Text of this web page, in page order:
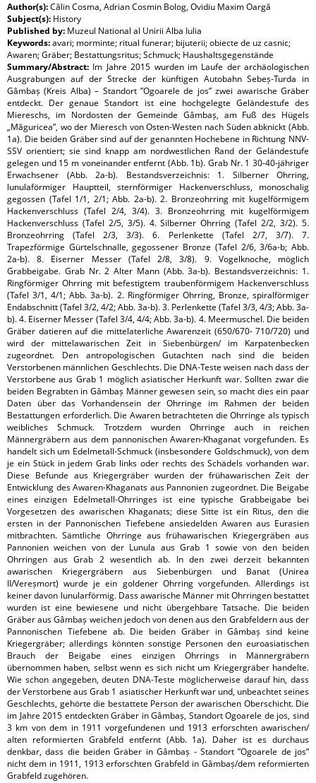
Author(s):Călin Cosma, Adrian Cosmin Bolog, Ovidiu Maxim Oargă
Subject(s): History
Published by: Muzeul National al Unirii Alba Iulia
Keywords:avari; morminte; ritual funerar; bijuterii; obiecte de uz casnic;
Awaren; Gräber; Bestattungsritus; Schmuck; Haushaltsgegenstände
Summary/Abstract: Im Jahre 2015 wurden im Laufe der archäologischen
Ausgrabungen auf der Strecke der künftigen Autobahn Sebeș-Turda in
Gâmbaș (Kreis Alba) – Standort ”Ogoarele de jos” zwei awarische Gräber
entdeckt. Der genaue Standort ist eine hochgelegte Geländestufe des
Miereschs, im Nordosten der Gemeinde Gâmbaș, am Fuß des Hügels
„Măguricea”, wo der Mieresch von Osten-Westen nach Süden abknickt (Abb.
1a). Die beiden Gräber sind auf der genannten Hochebene in Richtung NNV-
SSV orientiert; sie sind knapp am nordwestlichen Rand der Geländestufe
gelegen und 15 m voneinander entfernt (Abb. 1b). Grab Nr. 1 30-40-jähriger
Erwachsener (Abb. 2a-b). Bestandsverzeichnis: 1. Silberner Ohrring,
lunulaförmiger Hauptteil, sternförmiger Hackenverschluss, monoschalig
gegossen (Tafel 1/1, 2/1; Abb. 2a-b). 2. Bronzeohrring mit kugelförmigem
Hackenverschluss (Tafel 2/4, 3/4). 3. Bronzeohrring mit kugelförmigem
Hackenverschluss (Tafel 2/5, 3/5). 4. Silberner Ohrring (Tafel 2/2, 3/2). 5.
Bronzeohrring (Tafel 2/3, 3/3). 6. Perlenkette (Tafel 2/7, 3/7). 7.
Trapezförmige Gürtelschnalle, gegossener Bronze (Tafel 2/6, 3/6a-b; Abb.
2a-b). 8. Eiserner Messer (Tafel 2/8, 3/8). 9. Vogelknoche, möglich
Grabbeigabe. Grab Nr. 2 Alter Mann (Abb. 3a-b). Bestandsverzeichnis: 1.
Ringförmiger Ohrring mit befestigtem traubenförmigem Hackenverschluss
(Tafel 3/1, 4/1; Abb. 3a-b). 2. Ringförmiger Ohrring, Bronze, spiralförmiger
Endabschnitt (Tafel 3/2, 4/2; Abb. 3a-b). 3. Perlenkette (Tafel 3/3, 4/3; Abb. 3a-
b). 4. Eiserner Messer (Tafel 3/4, 4/4; Abb. 3a-b). 4. Meermuschel. Die beiden
Gräber datieren auf die mittelaterliche Awarenzeit (650/670- 710/720) und
wird der mittelawarischen Zeit in Siebenbürgen/ im Karpatenbecken
zugeordnet. Den antropologischen Gutachten nach sind die beiden
Verstorbenen männlichen Geschlechts. Die DNA-Teste weisen nach dass der
Verstorbene aus Grab 1 möglich asiatischer Herkunft war. Sollten zwar die
beiden Begrabten in Gâmbaș Männer gewesen sein, so macht dies ein paar
Daten über das Vorhandensein der Ohrringe im Rahmen der beiden
Bestattungen erforderlich. Die Awaren betrachteten die Ohrringe als typisch
weibliches Schmuck. Trotzdem wurden Ohrringe auch in reichen
Männergräbern aus dem pannonischen Awaren-Khaganat vorgefunden. Es
handelt sich um Edelmetall-Schmuck (insbesondere Goldschmuck), von dem
je ein Stück in jedem Grab links oder rechts des Schädels vorhanden war.
Diese Befunde aus Kriegergräber wurden der frühawarischen Zeit der
Entwicklung des Awaren-Khaganats aus Pannonien zugeordnet. Die Beigabe
eines einzigen Edelmetall-Ohrringes ist eine typische Grabbeigabe bei
Vorgesetzen des awarischen Khaganats; diese Sitte ist ein Ritus, den die
ersten in der Pannonischen Tiefebene ansiedelden Awaren aus Eurasien
mitbrachten. Sämtliche Ohrringe aus frühawarischen Kriegergräben aus
Pannonien weichen von der Lunula aus Grab 1 sowie von den beiden
Ohrringen aus Grab 2 wesentlich ab. In den zwei derzeit bekannten
awarischen Kriegergräbern aus Siebenbürgen und Banat (Unirea
II/Vereșmort) wurde je ein goldener Ohrring vorgefunden. Allerdings ist
keiner davon lunularförmig. Dass awarische Männer mit Ohrringen bestattet
wurden ist eine bewiesene und nicht übergehbare Tatsache. Die beiden
Gräber aus Gâmbaș weichen jedoch von denen aus den Grabfeldern aus der
Pannonischen Tiefebene ab. Die beiden Gräber in Gâmbaș sind keine
Kriegergräber; allerdings könnten sonstige Personen den euroasiatischen
Brauch der Beigabe eines einzigen Ohrrings in Männergräbern
übernommen haben, selbst wenn es sich nicht um Kriegergräber handelte.
Wie schon angegeben, deuten DNA-Teste möglicherweise darauf hin, dass
der Verstorbene aus Grab 1 asiatischer Herkunft war und, unbeachtet seines
Geschlechts, gehörte die bestattete Person der awarischen Oberschicht. Die
im Jahre 2015 entdeckten Gräber in Gâmbaș, Standort Ogoarele de jos, sind
3 km von dem in 1911 vorgefundenen und 1913 erforschten awarischen/
alten reformierten Grabfeld entfernt (Abb. 1a). Daher ist es durchaus
denkbar, dass die beiden Gräber in Gâmbaș - Standort ”Ogoarele de jos”
nicht dem in 1911, 1913 erforschten Grabfeld in Gâmbaș/dem reformierten
Grabfeld zugehören.